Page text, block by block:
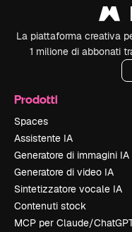
La piattaforma creativa
1 milione di abbonati
Prodotti
Spaces
Assistente IA
Generatore di immagini IA
Generatore di video IA
Sintetizzatore vocale IA
Contenuti stock
MCP per Claude/